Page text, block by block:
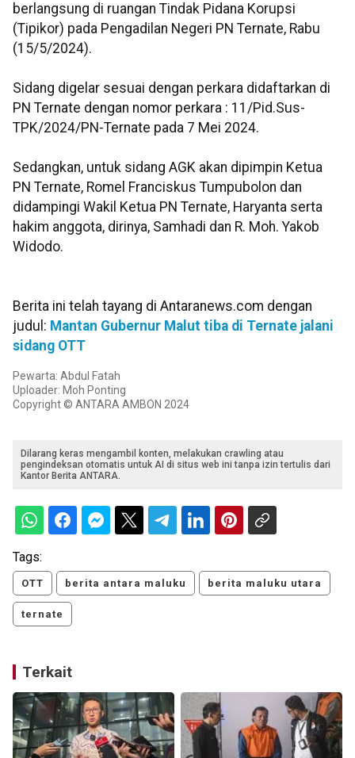
berlangsung di ruangan Tindak Pidana Korupsi
(Tipikor) pada Pengadilan Negeri PN Ternate, Rabu
(15/5/2024).
Sidang digelar sesuai dengan perkara didaftarkan di
PN Ternate dengan nomor perkara : 11/Pid.Sus-
TPK/2024/PN-Ternate pada 7 Mei 2024.
Sedangkan, untuk sidang AGK akan dipimpin Ketua
PN Ternate, Romel Franciskus Tumpubolon dan
didampingi Wakil Ketua PN Ternate, Haryanta serta
hakim anggota, dirinya, Samhadi dan R. Moh. Yakob
Widodo.
Berita ini telah tayang di Antaranews.com dengan
judul: Mantan Gubernur Malut tiba di Ternate jalani
sidang OTT
Pewarta: Abdul Fatah
Uploader: Moh Ponting
Copyright © ANTARA AMBON 2024
Dilarang keras mengambil konten, melakukan crawling atau
pengindeksan otomatis untuk AI di situs web ini tanpa izin tertulis dari
Kantor Berita ANTARA.
Tags:
OTT berita antara maluku berita maluku utara
ternate
Terkait